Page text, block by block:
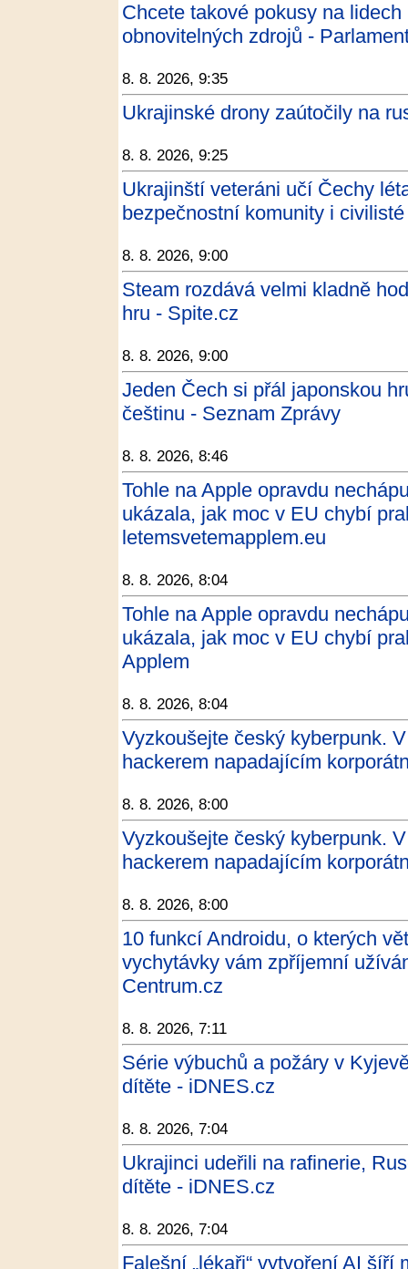
Chcete takové pokusy na
obnovitelných zdrojů -
8. 8. 2026, 9:35
Ukrajinské drony zaútočily na
8. 8. 2026, 9:25
Ukrajinští veteráni učí Čechy
bezpečnostní komunity i
8. 8. 2026, 9:00
Steam rozdává velmi kladně
hru - Spite.cz
8. 8. 2026, 9:00
Jeden Čech si přál japonskou
češtinu - Seznam Zprávy
8. 8. 2026, 8:46
Tohle na Apple opravdu
ukázala, jak moc v EU chybí
letemsvetemapplem.eu
8. 8. 2026, 8:04
Tohle na Apple opravdu
ukázala, jak moc v EU chybí
Applem
8. 8. 2026, 8:04
Vyzkoušejte český kyberpunk.
hackerem napadajícím
8. 8. 2026, 8:00
Vyzkoušejte český kyberpunk.
hackerem napadajícím
8. 8. 2026, 8:00
10 funkcí Androidu, o kterých
vychytávky vám zpříjemní
Centrum.cz
8. 8. 2026, 7:11
Série výbuchů a požáry v
dítěte - iDNES.cz
8. 8. 2026, 7:04
Ukrajinci udeřili na rafinerie,
dítěte - iDNES.cz
8. 8. 2026, 7:04
Falešní „lékaři“ vytvoření AI šíří